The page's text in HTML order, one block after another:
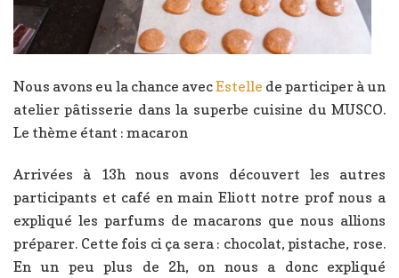
Nous avons eu la chance avecEstelle de participer à un
atelier pâtisserie dans la superbe cuisine du MUSCO.
Le thème étant : macaron
Arrivées à 13h nous avons découvert les autres
participants et café en main Eliott notre prof nous a
expliqué les parfums de macarons que nous allions
préparer. Cette fois ci ça sera : chocolat, pistache, rose.
En un peu plus de 2h, on nous a donc expliqué